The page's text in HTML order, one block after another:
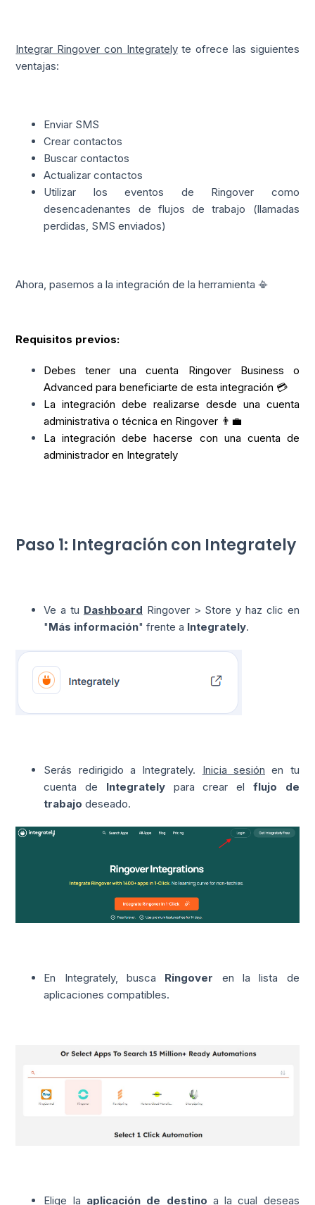
Integrar Ringover con Integratelyte ofrece las siguientes
ventajas:
Enviar SMS
Crear contactos
Buscar contactos
Actualizar contactos
Utilizar los eventos de Ringover como
desencadenantes de flujos de trabajo (llamadas
perdidas, SMS enviados)
Ahora, pasemos a la integración de la herramienta 📳
Requisitos previos:
Debes tener una cuenta Ringover Business o
Advanced para beneficiarte de esta integración 💳
La integración debe realizarse desde una cuenta
administrativa o técnica en Ringover 👨‍💼
La integración debe hacerse con una cuenta de
administrador en Integrately
Paso 1: Integración con Integrately
Ve a tu Dashboard Ringover > Store y haz clic en
"Más información" frente a Integrately.
Serás redirigido a Integrately. Inicia sesión en tu
cuenta de Integratelypara crear el flujo de
trabajo deseado.
En Integrately, busca Ringover en la lista de
aplicaciones compatibles.
Elige la aplicación de destino a la cual deseas